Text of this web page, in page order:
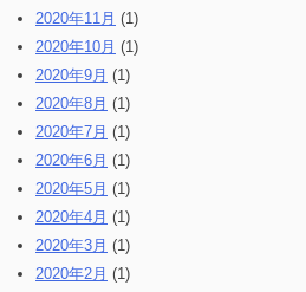
2020年11月 (1)
2020年10月 (1)
2020年9月 (1)
2020年8月 (1)
2020年7月 (1)
2020年6月 (1)
2020年5月 (1)
2020年4月 (1)
2020年3月 (1)
2020年2月 (1)